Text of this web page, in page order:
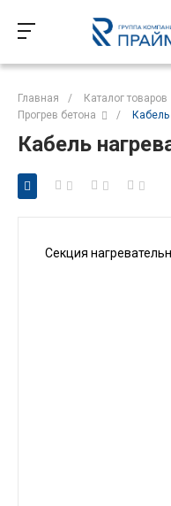
Главная / Каталог товаров
Прогрев бетона
/
Кабель
Секция